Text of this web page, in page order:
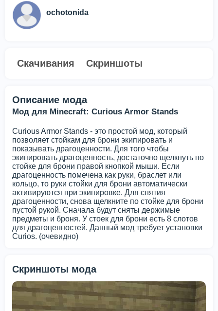
ochotonida
Скачивания Скриншоты
Описание мода
Мод для Minecraft: Curious Armor Stands
Curious Armor Stands - это простой мод, который
позволяет стойкам для брони экипировать и
показывать драгоценности. Для того чтобы
экипировать драгоценность, достаточно щелкнуть по
стойке для брони правой кнопкой мыши. Если
драгоценность помечена как руки, браслет или
кольцо, то руки стойки для брони автоматически
активируются при экипировке. Для снятия
драгоценности, снова щелкните по стойке для брони
пустой рукой. Сначала будут сняты держимые
предметы и броня. У стоек для брони есть 8 слотов
для драгоценностей. Данный мод требует установки
Curios. (очевидно)
Скриншоты мода